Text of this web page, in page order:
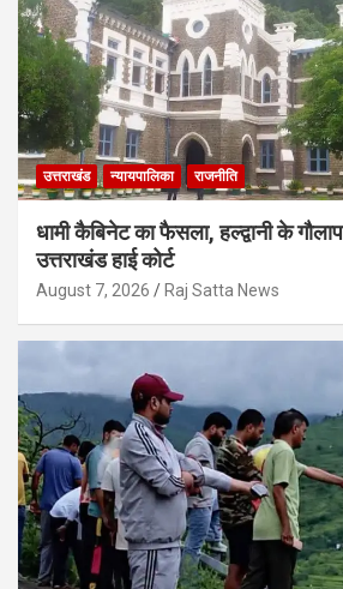
उत्तराखंड न्यायपालिका राजनीति
धामी कैबिनेट का फैसला, हल्द्वानी के
उत्तराखंड हाई कोर्ट
August 7, 2026 Raj Satta News